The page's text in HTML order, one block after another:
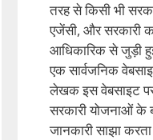
तरह से किसी भी
एजेंसी, और सरकारी
आधिकारिक से जुड़ी
एक सार्वजनिक
लेखक इस वेबसाइट
सरकारी योजनाओं के
जानकारी साझा